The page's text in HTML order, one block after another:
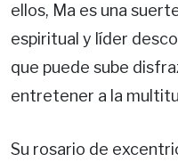
ellos, Ma es una
espiritual y líder
que puede sube
entretener a la
Su rosario de